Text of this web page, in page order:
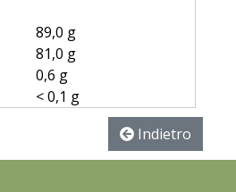
89,0 g
81,0 g
0,6 g
< 0,1 g
Indietro